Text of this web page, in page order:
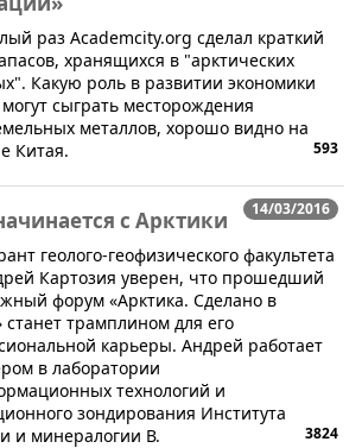
раз Аcademcity.org сделал краткий
хранящихся в "арктических
Какую роль в развитии экономики
сыграть месторождения
металлов, хорошо видно на
Китая.
593
14/03/2016
с Арктики
геолого-геофизического факультета
Картозия уверен, что прошедший
форум «Арктика. Сделано в
станет трамплином для его
карьеры. Андрей работает
в лаборатории
технологий и
зондирования Института
и минералогии В.
3824